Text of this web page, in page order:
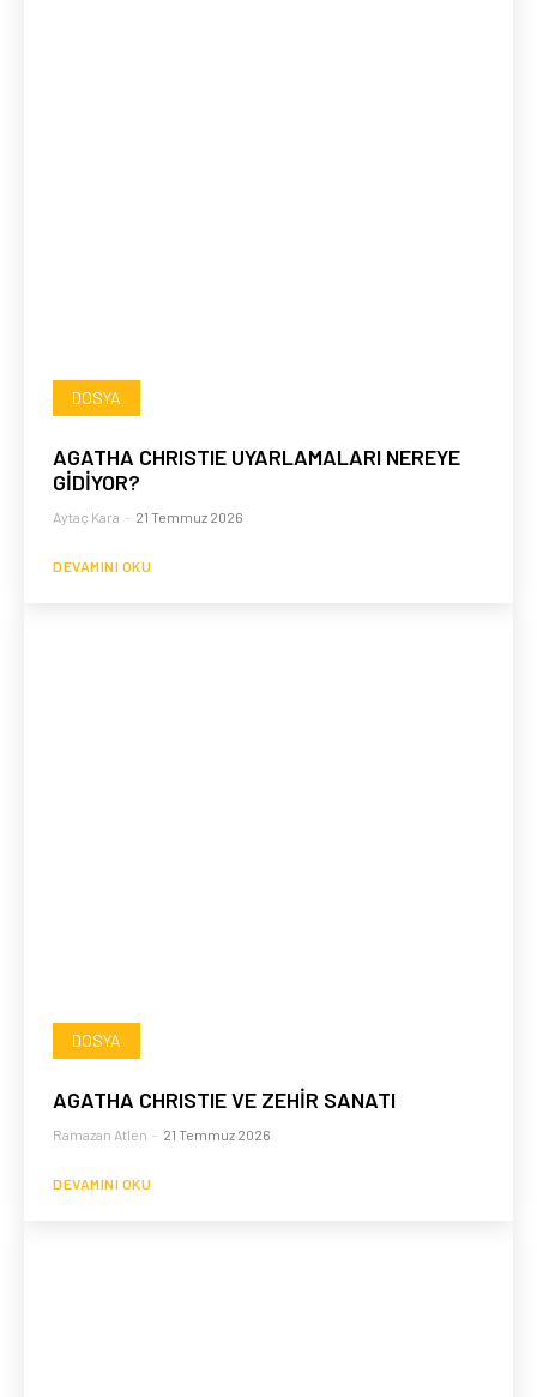
DOSYA
AGATHA CHRISTIE UYARLAMALARI NEREYE
GİDİYOR?
Aytaç Kara - 21 Temmuz 2026
DEVAMINI OKU
DOSYA
AGATHA CHRISTIE VE ZEHİR SANATI
Ramazan Atlen - 21 Temmuz 2026
DEVAMINI OKU